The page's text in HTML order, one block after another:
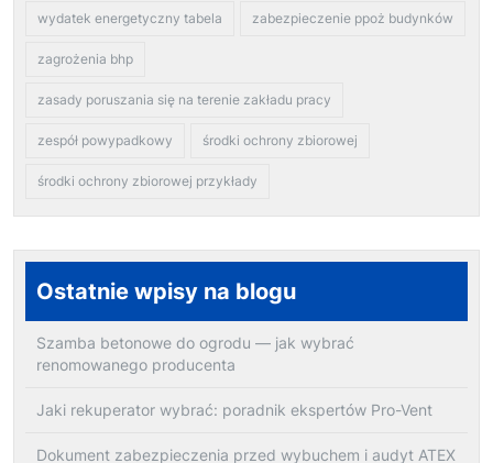
wydatek energetyczny tabela zabezpieczenie ppoż budynków
zagrożenia bhp
zasady poruszania się na terenie zakładu pracy
zespół powypadkowy środki ochrony zbiorowej
środki ochrony zbiorowej przykłady
Ostatnie wpisy na blogu
Szamba betonowe do ogrodu — jak wybrać
renomowanego producenta
Jaki rekuperator wybrać: poradnik ekspertów Pro-Vent
Dokument zabezpieczenia przed wybuchem i audyt ATEX